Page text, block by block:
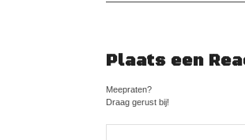
Plaats een
Meepraten?
Draag gerust bij!